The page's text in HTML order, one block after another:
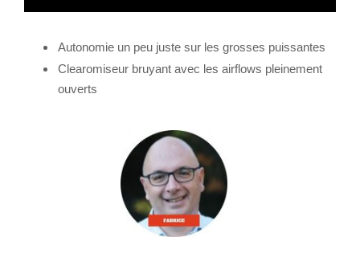
Autonomie un peu juste sur les grosses puissantes
Clearomiseur bruyant avec les airflows pleinement
ouverts